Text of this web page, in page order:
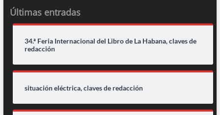
Últimas entradas
34.ª Feria Internacional del Libro de La Habana, claves de
redacción
situación eléctrica, claves de redacción